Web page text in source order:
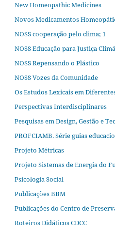
New Homeopathic Medicines
Novos Medicamentos
NOSS cooperação pelo clima; 1
NOSS Educação para Justiça
NOSS Repensando o Plástico
NOSS Vozes da Comunidade
Os Estudos Lexicais em
Perspectivas Interdisciplinares
Pesquisas em Design, Gestão e
PROFCIAMB. Série guias
Projeto Métricas
Projeto Sistemas de Energia do
Psicologia Social
Publicações BBM
Publicações do Centro de
Roteiros Didáticos CDCC